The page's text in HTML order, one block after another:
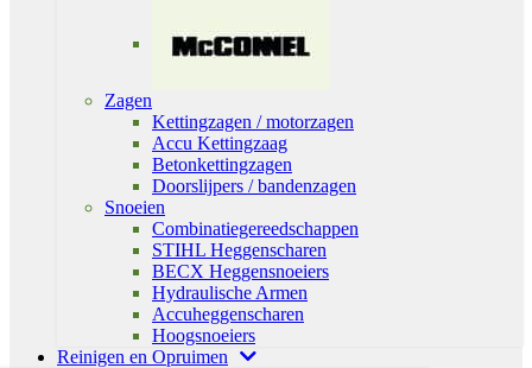
Zagen
Kettingzagen / motorzagen
Accu Kettingzaag
Betonkettingzagen
Doorslijpers / bandenzagen
Snoeien
Combinatiegereedschappen
STIHL Heggenscharen
BECX Heggensnoeiers
Hydraulische Armen
Accuheggenscharen
Hoogsnoeiers
Reinigen en Opruimen